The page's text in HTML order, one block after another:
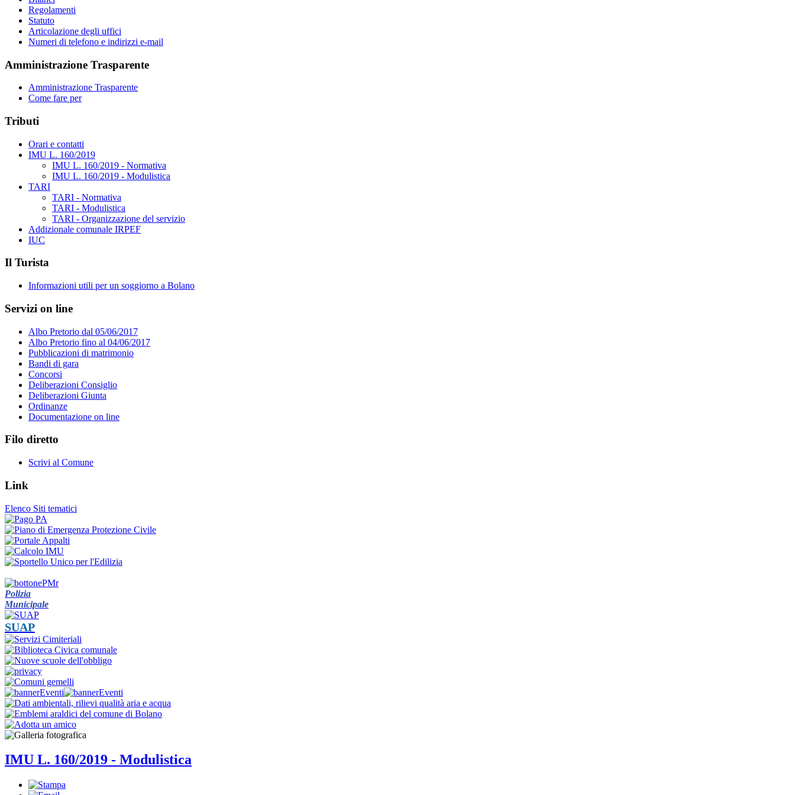
Regolamenti
Statuto
Articolazione degli uffici
Numeri di telefono e indirizzi e-mail
Amministrazione Trasparente
Amministrazione Trasparente
Come fare per
Tributi
Orari e contatti
IMU L. 160/2019
IMU L. 160/2019 - Normativa
IMU L. 160/2019 - Modulistica
TARI
TARI - Normativa
TARI - Modulistica
TARI - Organizzazione del servizio
Addizionale comunale IRPEF
IUC
Il Turista
Informazioni utili per un soggiorno a Bolano
Servizi on line
Albo Pretorio dal 05/06/2017
Albo Pretorio fino al 04/06/2017
Pubblicazioni di matrimonio
Bandi di gara
Concorsi
Deliberazioni Consiglio
Deliberazioni Giunta
Ordinanze
Documentazione on line
Filo diretto
Scrivi al Comune
Link
Elenco Siti tematici
Polizia
Municipale
SUAP
IMU L. 160/2019 - Modulistica